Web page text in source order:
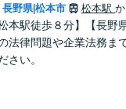
長野県|松本市 松本駅
松本駅徒歩８分】【長
法律問題や企業法務ま
さい。